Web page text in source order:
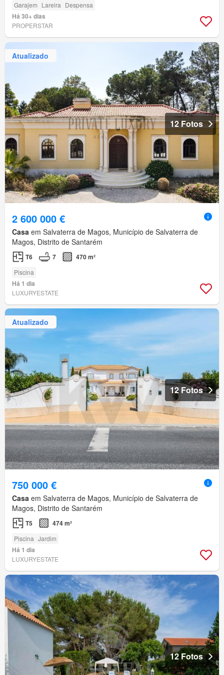
Garajem Lareira Despensa
Há 30+ dias
PROPERSTAR
Atualizado
12 Fotos
2 600 000 €
Casa em Salvaterra de Magos, Município de Salvaterra de
Magos, Distrito de Santarém
T6 7 470 m²
Piscina
Há 1 dia
LUXURYESTATE
Atualizado
12 Fotos
750 000 €
Casa em Salvaterra de Magos, Município de Salvaterra de
Magos, Distrito de Santarém
T5 474 m²
Piscina Jardim
Há 1 dia
LUXURYESTATE
12 Fotos